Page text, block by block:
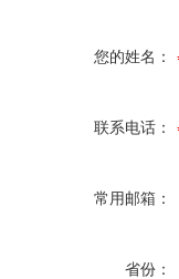
您的姓名：
联系电话：
常用邮箱：
省份：